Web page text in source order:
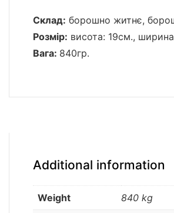
Склад: борошно житнє,
Розмір: висота: 19см.,
Вага: 840гр.
Additional information
Weight 840 kg